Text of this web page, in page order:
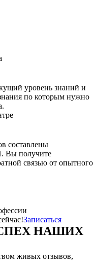
уровень знаний и
по которым нужно
составлены
Вы получите
связью от опытного
Записаться
НАШИХ
живых отзывов,